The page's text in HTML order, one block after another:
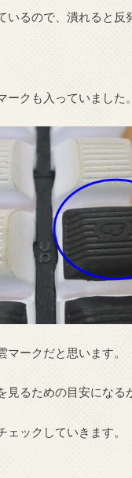
いるので、潰れると反
ークも入っていました。
マークだと思います。
見るための目安になる
ックしていきます。